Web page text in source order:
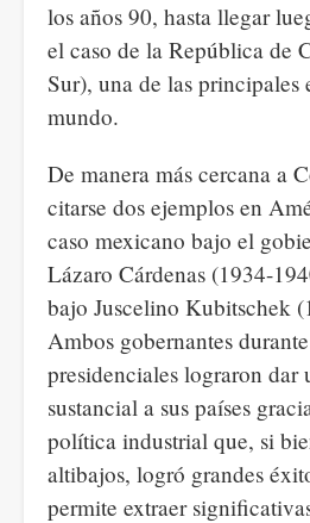
los años 90, hasta llegar
el caso de la República de
Sur), una de las principales
mundo.
De manera más cercana a
citarse dos ejemplos en
caso mexicano bajo el
Lázaro Cárdenas (1934-
bajo Juscelino Kubitschek
Ambos gobernantes
presidenciales lograron dar
sustancial a sus países
política industrial que, si
altibajos, logró grandes
permite extraer